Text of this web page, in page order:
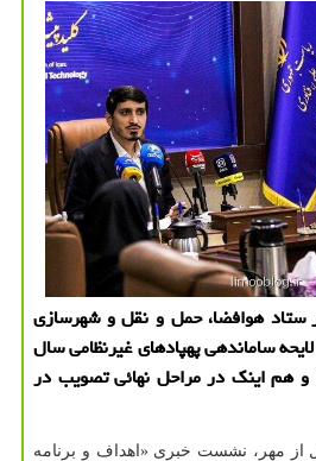
ستاد هوافضا، حمل و نقل و شهرسازی
ساماندهی پهپادهای غیرنظامی سال
هم اینک در مراحل نهائی تصویب در
از مهر، نشست خبری «اهداف و برنامه